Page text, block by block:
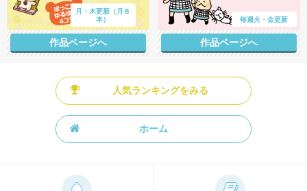
月・木更新（月８
本）
作品ページへ
毎週火・金更新
作品ページへ
人気ランキングをみる
ホーム